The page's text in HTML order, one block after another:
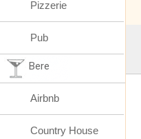
Pizzerie
Pub
Bere
Airbnb
Country House